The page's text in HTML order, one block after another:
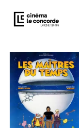
Entrez votre
(film,